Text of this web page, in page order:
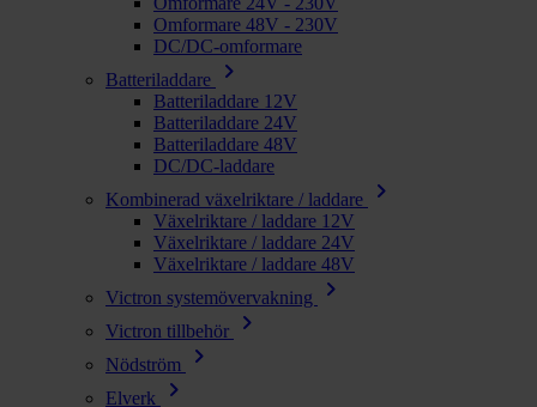
Omformare 48V - 230V
DC/DC-omformare
Batteriladdare
chevron_right
Batteriladdare 12V
Batteriladdare 24V
Batteriladdare 48V
DC/DC-laddare
Kombinerad växelriktare / laddare
chevron_right
Växelriktare / laddare 12V
Växelriktare / laddare 24V
Växelriktare / laddare 48V
Victron systemövervakning
chevron_right
Victron tillbehör chevron_right
Nödström chevron_right
Elverk chevron_right